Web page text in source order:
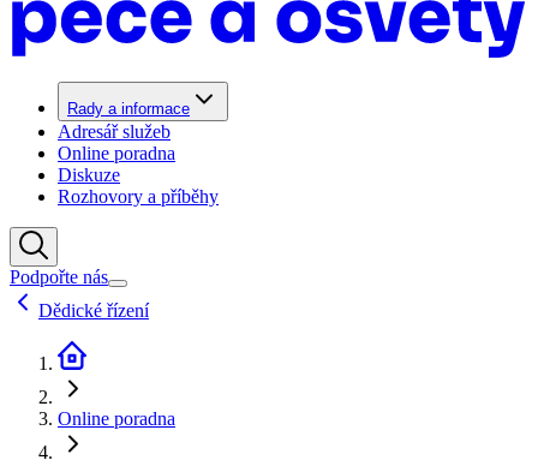
Rady a informace
Adresář služeb
Online poradna
Diskuze
Rozhovory a příběhy
Podpořte nás
Dědické řízení
Online poradna